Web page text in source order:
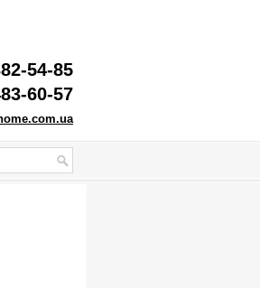
54-85
60-57